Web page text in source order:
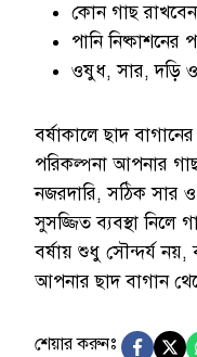
কোন গাছ
পানি নিষ্কাশনের
ওষুধ, সার, দড়ি ও
বর্ষাকালে ছাদ
পরিকল্পনা আপনার
নজরদারি, সঠিক সার
সুসজ্জিত ব্যবস্থা নিলে
বর্ষায় শুধু সৌন্দর্য নয়,
আপনার ছাদ বাগান
শেয়ার করুনঃ